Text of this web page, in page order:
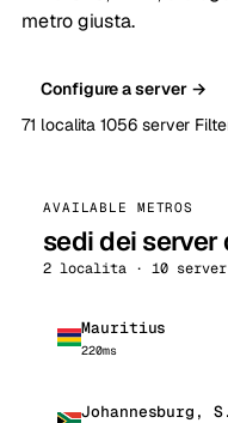
metro giusta.
Configure a server →
71 localita 1056 server
AVAILABLE METROS
sedi dei
2 localita · 10 server
Mauritius
220ms
Johannesburg,